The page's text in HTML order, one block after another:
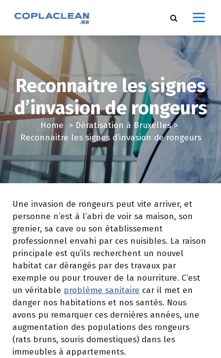
o
n
t
e
n
Reconnaitre les signes
d’invasion de rongeurs
Home > Dératisation à Bruxelles>
Reconnaitre les signes d’invasion de rongeurs
Une invasion de rongeurs peut vite arriver, et
personne n’est à l’abri de voir sa maison, son
grenier, sa cave ou son établissement
professionnel envahi par ces nuisibles. La raison
principale est qu’ils recherchent un nouvel
habitat car dérangés par des travaux par
exemple ou pour trouver de la nourriture. C’est
un véritable problème sanitaire car il met en
danger nos habitations et nos santés. Nous
avons pu remarquer ces dernières années, une
augmentation des populations des rongeurs
(rats bruns, souris domestiques) dans les
immeubles à appartements.